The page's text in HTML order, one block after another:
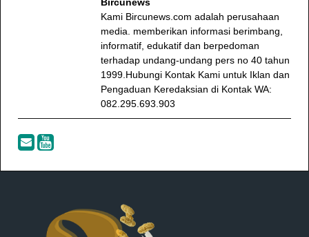
Kami Bircunews.com adalah perusahaan
media. memberikan informasi berimbang,
informatif, edukatif dan berpedoman
terhadap undang-undang pers no 40 tahun
1999.Hubungi Kontak Kami untuk Iklan dan
Pengaduan Keredaksian di Kontak WA:
082.295.693.903